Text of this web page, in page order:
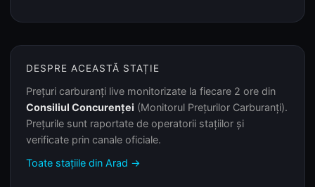
DESPRE ACEASTĂ STAȚIE
Prețuri carburanți live monitorizate la fiecare 2 ore din
Consiliul Concurenței (Monitorul Prețurilor Carburanți).
Prețurile sunt raportate de operatorii stațiilor și
verificate prin canale oficiale.
Toate stațiile din Arad →